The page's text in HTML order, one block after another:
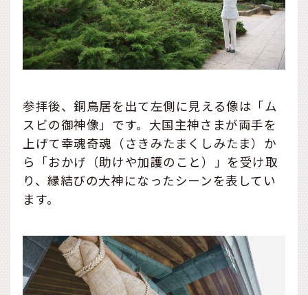
参拝後、銅鳥居を出て左側に見える像は「ム
スビの御神像」です。大国主神さまが両手を
上げて幸魂奇魂（さきみたまくしみたま）か
ら「おかげ（助けや加護のこと）」を受け取
り、縁結びの大神になったシーンを表してい
ます。